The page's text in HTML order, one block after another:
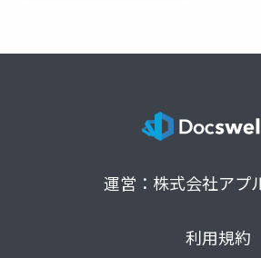
運営：株式会社アプ
利用規約